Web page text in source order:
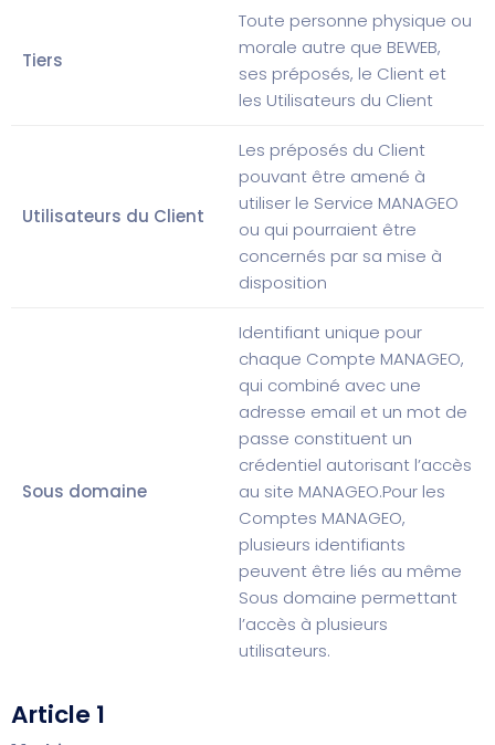
Tiers
Toute personne physique ou
morale autre que BEWEB,
ses préposés, le Client et
les Utilisateurs du Client
Utilisateurs du Client
Les préposés du Client
pouvant être amené à
utiliser le Service MANAGEO
ou qui pourraient être
concernés par sa mise à
disposition
Sous domaine
Identifiant unique pour
chaque Compte MANAGEO,
qui combiné avec une
adresse email et un mot de
passe constituent un
crédentiel autorisant l’accès
au site MANAGEO.Pour les
Comptes MANAGEO,
plusieurs identifiants
peuvent être liés au même
Sous domaine permettant
l’accès à plusieurs
utilisateurs.
Article 1